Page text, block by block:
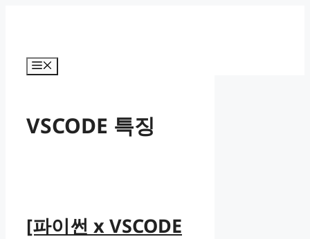
VSCODE 특징
[파이썬 x VSCODE